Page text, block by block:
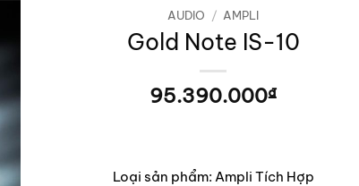
AUDIO / AMPLI
Gold Note IS-10
95.390.000₫
Loại sản phẩm: Ampli Tích Hợp